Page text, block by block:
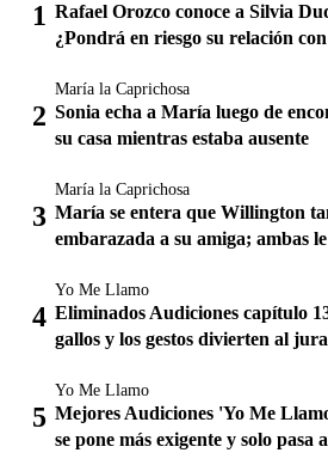
Rafael Orozco conoce a Silvia
¿Pondrá en riesgo su relación
María la Caprichosa
Sonia echa a María luego de
su casa mientras estaba ausente
María la Caprichosa
María se entera que Willington
embarazada a su amiga; ambas
Yo Me Llamo
Eliminados Audiciones capítulo
gallos y los gestos divierten al
Yo Me Llamo
Mejores Audiciones 'Yo Me
se pone más exigente y solo pasa